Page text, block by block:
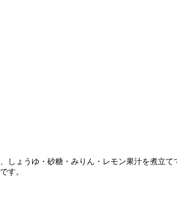
しょうゆ・砂糖・みりん・レモン果汁を煮立て
す。